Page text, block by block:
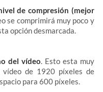
de compresión (mejor
se comprimirá muy poco y
opción desmarcada.
del vídeo. Esto esta muy
vídeo de 1920 píxeles de
para 600 píxeles.